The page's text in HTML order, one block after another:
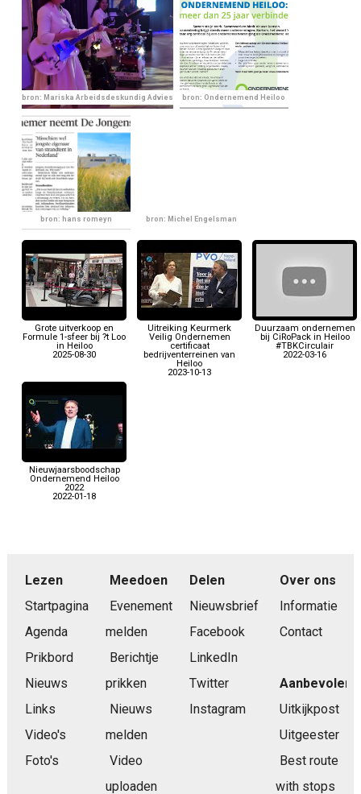
bron: Mariska Arbeidsdeskundig Advies bron: Ondernemend Heiloo
bron: hans romeyn bron: Michel Engelsman
Grote uitverkoop en
Formule 1-sfeer bij ?t Loo
in Heiloo
2025-08-30
Uitreiking Keurmerk
Veilig Ondernemen
certificaat
bedrijventerreinen van
Heiloo
2023-10-13
Duurzaam ondernemen
bij CiRoPack in Heiloo
#TBKCirculair
2022-03-16
Nieuwjaarsboodschap
Ondernemend Heiloo
2022
2022-01-18
Lezen
Startpagina
Agenda
Prikbord
Nieuws
Links
Video's
Foto's
Meedoen
Evenement
melden
Berichtje
prikken
Nieuws
melden
Video
uploaden
Delen
Nieuwsbrief
Facebook
LinkedIn
Twitter
Instagram
Over ons
Informatie
Contact
Aanbevolen
Uitkijkpost
Uitgeester
Best route
with stops